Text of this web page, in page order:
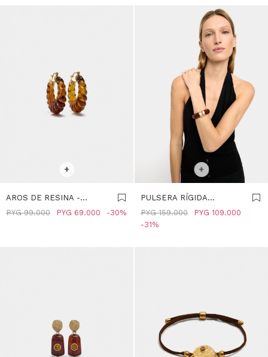
+
AROS DE RESINA -
MARRON
PYG 69.000
PYG 99.000 30
SELECCIONAR TALLE
+
PULSERA RÍGIDA
TUBULAR - MARRON
PYG 109.000
PYG 159.000
31